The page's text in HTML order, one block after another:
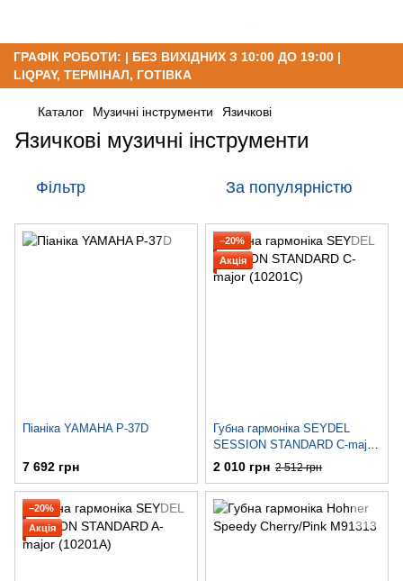
ГРАФІК РОБОТИ: | БЕЗ ВИХІДНИХ З 10:00 ДО 19:00 |
LIQPAY, ТЕРМІНАЛ, ГОТІВКА
Каталог Музичні інструменти Язичкові
Язичкові музичні інструменти
Фільтр За популярністю
Піаніка YAMAHA P-37D
7 692 грн
−20%
Акція
Губна гармоніка SEYDEL
SESSION STANDARD C-major
(10201C)
2 010 грн 2 512 грн
−20%
Акція